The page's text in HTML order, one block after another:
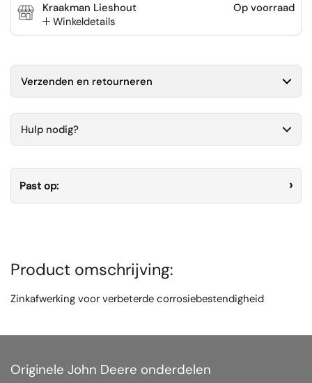
Kraakman Lieshout
Winkeldetails
Op voorraad
Verzenden en retourneren
Hulp nodig?
Past op:
Product omschrijving:
Zinkafwerking voor verbeterde corrosiebestendigheid
Originele John Deere onderdelen